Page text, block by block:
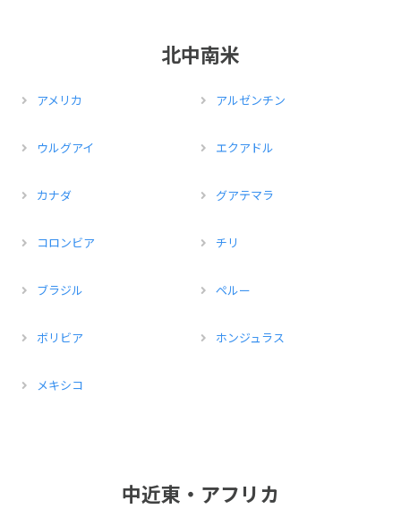
北中南米
アメリカ アルゼンチン
ウルグアイ エクアドル
カナダ グアテマラ
コロンビア チリ
ブラジル ペルー
ボリビア ホンジュラス
メキシコ
中近東・アフリカ